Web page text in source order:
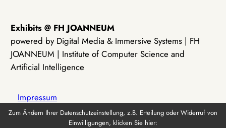
Exhibits @ FH JOANNEUM
powered by Digital Media & Immersive Systems | FH
JOANNEUM | Institute of Computer Science and
Artificial Intelligence
Impressum
Zum Ändern Ihrer Datenschutzeinstellung, z.B. Erteilung oder Widerruf von
Einwilligungen, klicken Sie hier: